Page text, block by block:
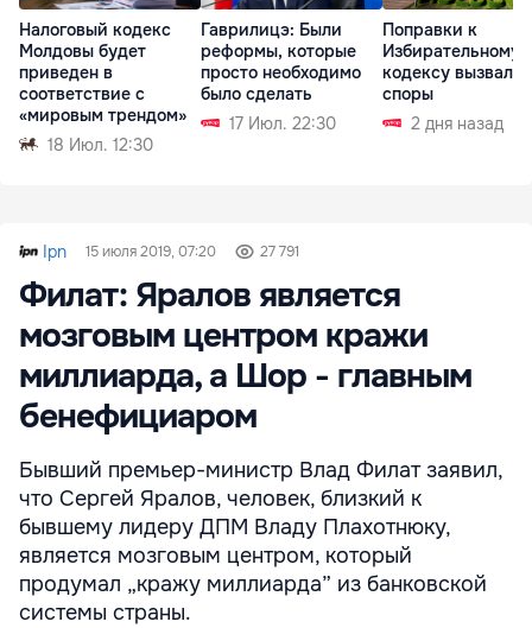
Налоговый кодекс
Молдовы будет
приведен в
соответствие с
«мировым трендом»
18 Июл. 12:30
Гаврилицэ: Были
реформы, которые
просто необходимо
было сделать
17 Июл. 22:30
Поправки к
Избирательному
кодексу вызвали
споры
2 дня назад
Ipn 15 июля 2019, 07:20 27 791
Филат: Яралов является
мозговым центром кражи
миллиарда, а Шор - главным
бенефициаром
Бывший премьер-министр Влад Филат заявил,
что Сергей Яралов, человек, близкий к
бывшему лидеру ДПМ Владу Плахотнюку,
является мозговым центром, который
продумал „кражу миллиарда” из банковской
системы страны.